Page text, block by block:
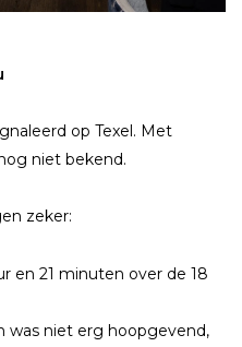
op Texel. Met
niet bekend.
zeker:
en 21 minuten over de 18
was niet erg hoopgevend,